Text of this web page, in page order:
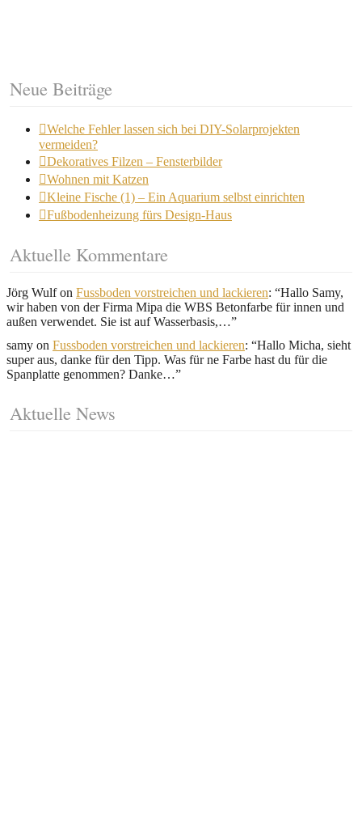
Neue Beiträge
Welche Fehler lassen sich bei DIY-Solarprojekten
vermeiden?
Dekoratives Filzen – Fensterbilder
Wohnen mit Katzen
Kleine Fische (1) – Ein Aquarium selbst einrichten
Fußbodenheizung fürs Design-Haus
Aktuelle Kommentare
Jörg Wulfon Fussboden vorstreichen und lackieren: “Hallo Samy,
wir haben von der Firma Mipa die WBS Betonfarbe für innen und
außen verwendet. Sie ist auf Wasserbasis,…”
samy on Fussboden vorstreichen und lackieren: “Hallo Micha, sieht
super aus, danke für den Tipp. Was für ne Farbe hast du für die
Spanplatte genommen? Danke…”
Aktuelle News